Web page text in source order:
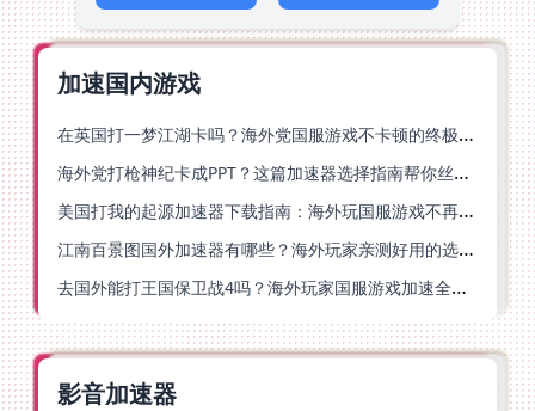
加速国内游戏
在英国打一梦江湖卡吗？海外党国服游戏不卡顿的终极解法
海外党打枪神纪卡成PPT？这篇加速器选择指南帮你丝滑上分
美国打我的起源加速器下载指南：海外玩国服游戏不再卡的终极方案
江南百景图国外加速器有哪些？海外玩家亲测好用的选择与避坑指南
去国外能打王国保卫战4吗？海外玩家国服游戏加速全攻略（附公主连结幻想江湖实测）
影音加速器